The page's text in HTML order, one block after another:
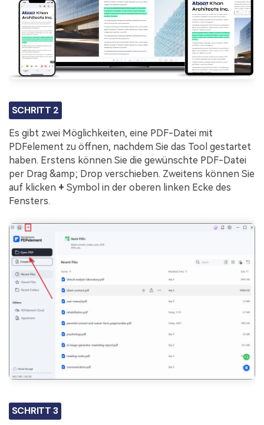
SCHRITT 2
Es gibt zwei Möglichkeiten, eine PDF-Datei mit
PDFelement zu öffnen, nachdem Sie das Tool gestartet
haben. Erstens können Sie die gewünschte PDF-Datei
per Drag &amp; Drop verschieben. Zweitens können Sie
auf klicken + Symbol in der oberen linken Ecke des
Fensters.
SCHRITT 3